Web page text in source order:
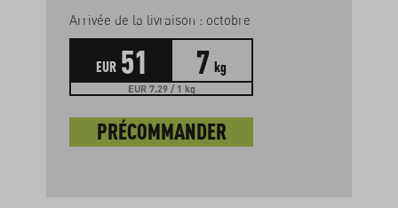
Arrivée de la livraison : octobre
EUR 51 7 kg
EUR 7.29 / 1 kg
PRÉCOMMANDER